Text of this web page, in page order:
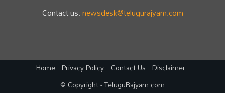
Contact us:newsdesk@telugurajyam.com
Home Privacy Policy Contact Us Disclaimer
© Copyright - TeluguRajyam.com